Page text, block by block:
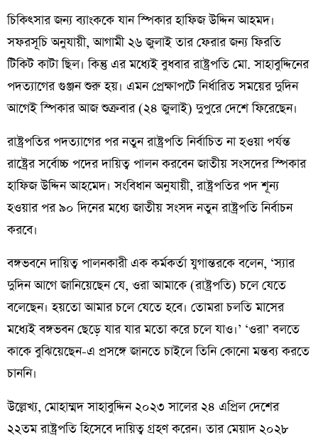
চিকিৎসার জন্য ব্যাংককে যান স্পিকার হাফিজ উদ্দিন আহমদ।
সফরসূচি অনুযায়ী, আগামী ২৬ জুলাই তার ফেরার জন্য ফিরতি
টিকিট কাটা ছিল। কিন্তু এর মধ্যেই বুধবার রাষ্ট্রপতি মো. সাহাবুদ্দিনের
পদত্যাগের গুঞ্জন শুরু হয়। এমন প্রেক্ষাপটে নির্ধারিত সময়ের দুদিন
আগেই স্পিকার আজ শুক্রবার (২৪ জুলাই) দুপুরে দেশে ফিরেছেন।
রাষ্ট্রপতির পদত্যাগের পর নতুন রাষ্ট্রপতি নির্বাচিত না হওয়া পর্যন্ত
রাষ্ট্রের সর্বোচ্চ পদের দায়িত্ব পালন করবেন জাতীয় সংসদের স্পিকার
হাফিজ উদ্দিন আহমেদ। সংবিধান অনুযায়ী, রাষ্ট্রপতির পদ শূন্য
হওয়ার পর ৯০ দিনের মধ্যে জাতীয় সংসদ নতুন রাষ্ট্রপতি নির্বাচন
করবে।
বঙ্গভবনে দায়িত্ব পালনকারী এক কর্মকর্তা যুগান্তরকে বলেন, ‘স্যার
দুদিন আগে জানিয়েছেন যে, ওরা আমাকে (রাষ্ট্রপতি) চলে যেতে
বলেছেন। হয়তো আমার চলে যেতে হবে। তোমরা চলতি মাসের
মধ্যেই বঙ্গভবন ছেড়ে যার যার মতো করে চলে যাও।’ ‘ওরা’ বলতে
কাকে বুঝিয়েছেন-এ প্রসঙ্গে জানতে চাইলে তিনি কোনো মন্তব্য করতে
চাননি।
উল্লেখ্য, মোহাম্মদ সাহাবুদ্দিন ২০২৩ সালের ২৪ এপ্রিল দেশের
২২তম রাষ্ট্রপতি হিসেবে দায়িত্ব গ্রহণ করেন। তার মেয়াদ ২০২৮